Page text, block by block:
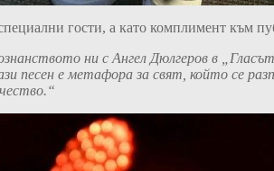
гости, а като комплимент към
ни сАнгел Дюлгеров в
песен е метафора за свят, който се
“